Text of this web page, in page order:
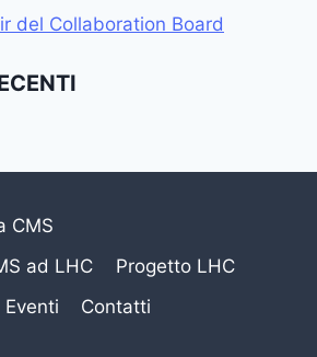
del Collaboration Board
CMS
ad LHC
Progetto LHC
Eventi Contatti